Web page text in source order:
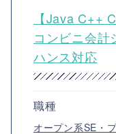
【Java C++
コンビニ会計
ハンス対応
職種
オープン系SE・